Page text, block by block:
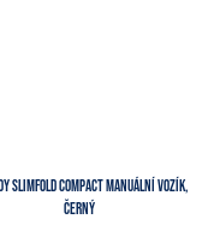
Slimfold Compact manuální vozík,
černý